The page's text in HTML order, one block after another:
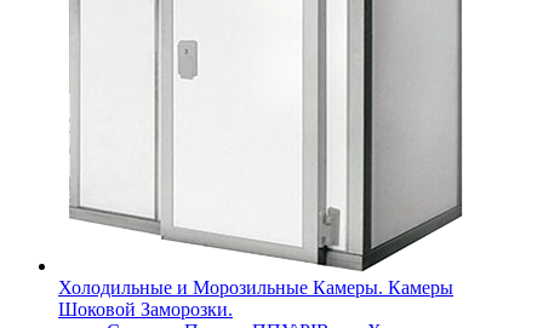
Холодильные и Морозильные Камеры. Камеры
Шоковой Заморозки.